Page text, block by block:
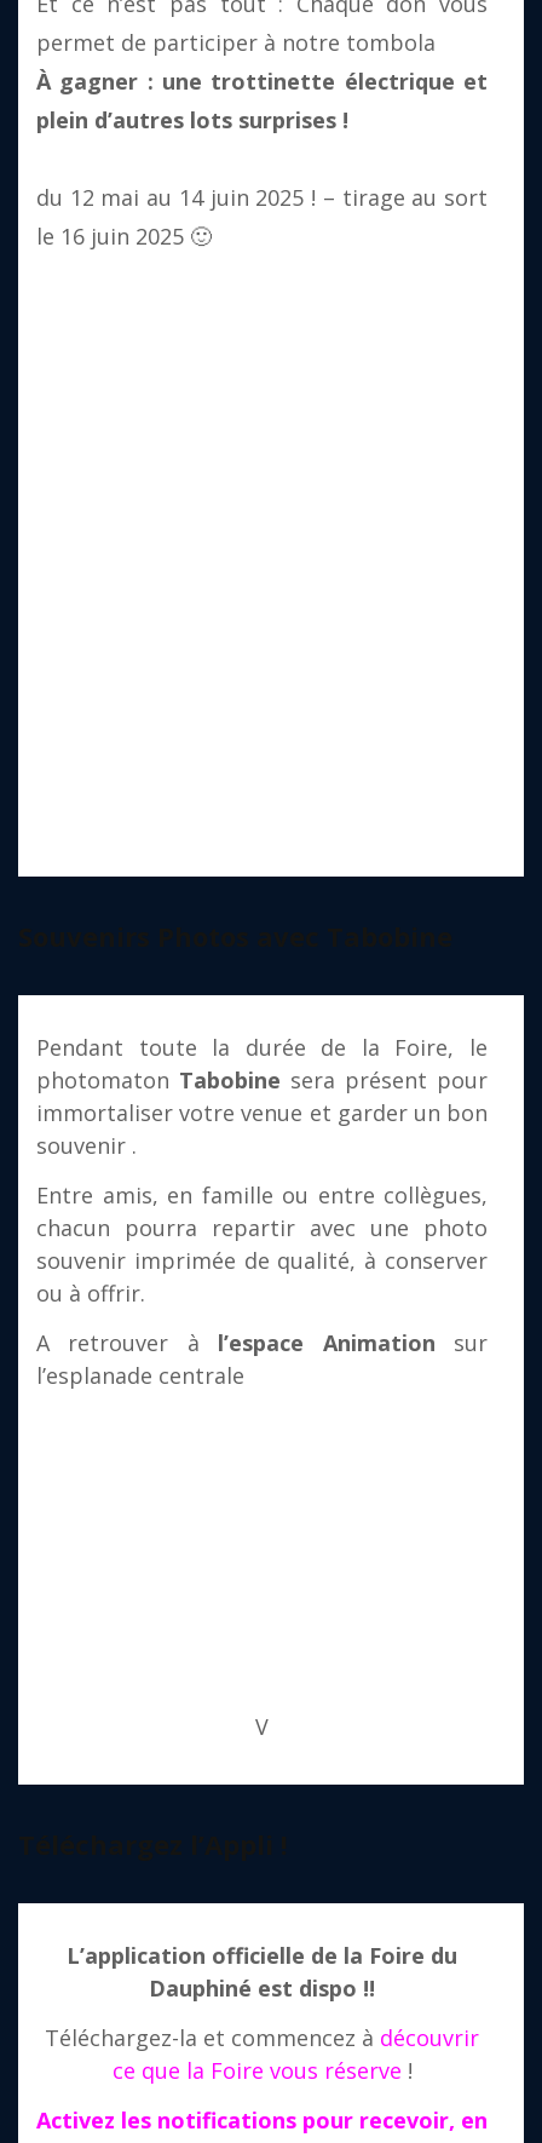
permet de participer à notre tombola
À gagner : une trottinette électrique et
plein d’autres lots surprises !
du 12 mai au 14 juin 2025 ! – tirage au sort
le 16 juin 2025 🙂
Pendant toute la durée de la Foire, le
photomaton Tabobine sera présent pour
immortaliser votre venue et garder un bon
souvenir .
‍‍‍Entre amis, en famille ou entre collègues,
chacun pourra repartir avec une photo
souvenir imprimée de qualité, à conserver
ou à offrir.
A retrouver à l’espace Animation sur
l’esplanade centrale
V
L’application officielle de la Foire du
Dauphiné est dispo !!
Téléchargez-la et commencez à découvrir
ce que la Foire vous réserve !
Activez les notifications pour recevoir, en